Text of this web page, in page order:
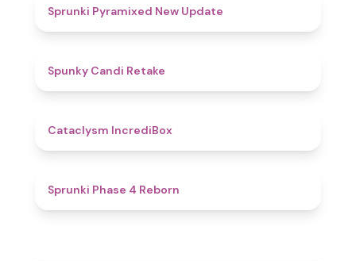
Sprunki Pyramixed New Update
Spunky Candi Retake
Cataclysm IncrediBox
Sprunki Phase 4 Reborn